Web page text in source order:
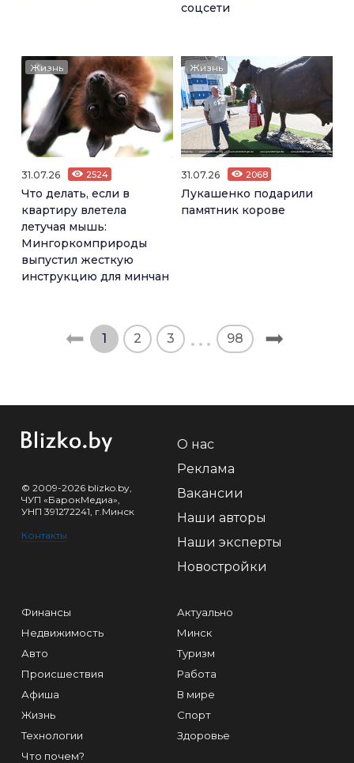
соцсети
Жизнь
31.07.26 2524
Что делать, если в
квартиру влетела
летучая мышь:
Мингоркомприроды
выпустил жесткую
инструкцию для минчан
Жизнь
31.07.26 2068
Лукашенко подарили
памятник корове
1 2 3 98
© 2009-2026 blizko.by,
ЧУП «БарокМедиа»,
УНП 391272241, г.Минск
Контакты
О нас
Реклама
Вакансии
Наши авторы
Наши эксперты
Новостройки
Финансы
Недвижимость
Авто
Происшествия
Афиша
Жизнь
Технологии
Что почем?
Актуально
Минск
Туризм
Работа
В мире
Спорт
Здоровье